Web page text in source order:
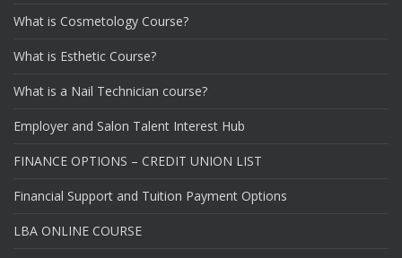
What is Cosmetology Course?
What is Esthetic Course?
What is a Nail Technician course?
Employer and Salon Talent Interest Hub
FINANCE OPTIONS – CREDIT UNION LIST
Financial Support and Tuition Payment Options
LBA ONLINE COURSE